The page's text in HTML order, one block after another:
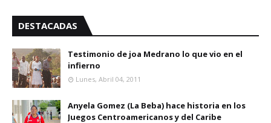
DESTACADAS
Testimonio de joa Medrano lo que vio en el
infierno
Lunes, Abril 04, 2011
Anyela Gomez (La Beba) hace historia en los
Juegos Centroamericanos y del Caribe